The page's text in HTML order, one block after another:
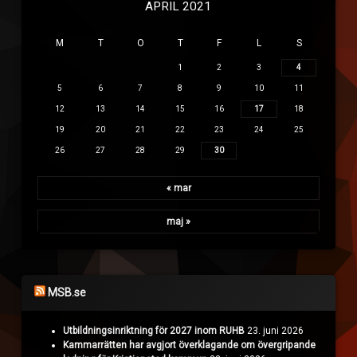
APRIL 2021
M T O T F L S
1 2 3 4
5 6 7 8 9 10 11
12 13 14 15 16 17 18
19 20 21 22 23 24 25
26 27 28 29 30
« mar
maj »
MSB.se
Utbildningsinriktning för 2027 inom RUHB 23. juni 2026
Kammarrätten har avgjort överklagande om övergripande